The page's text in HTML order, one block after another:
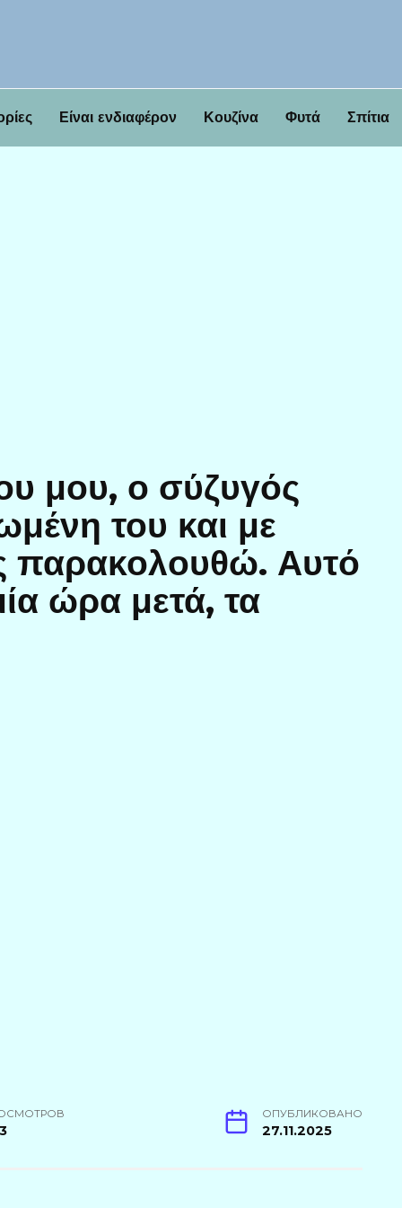
Είναι ενδιαφέρον Κουζίνα Φυτά Σπίτια
μου, ο σύζυγός
του και με
παρακολουθώ. Αυτό
ώρα μετά, τα
ОПУБЛИКОВАНО
27.11.2025